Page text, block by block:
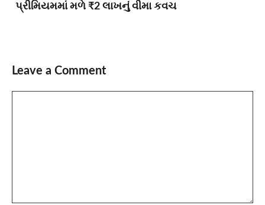
પ્રીમિયમમાં મળે ₹2 લાખનું વીમા કવચ
Leave a Comment